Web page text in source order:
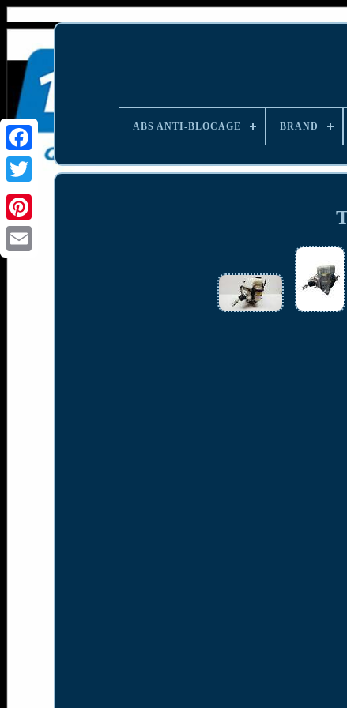
ABS ANTI-BLOCAGE BRAND